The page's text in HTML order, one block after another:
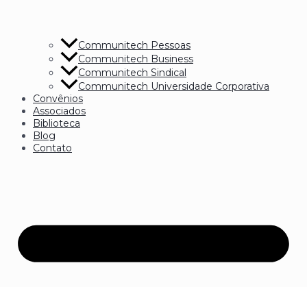
Communitech Pessoas
Communitech Business
Communitech Sindical
Communitech Universidade Corporativa
Convênios
Associados
Biblioteca
Blog
Contato